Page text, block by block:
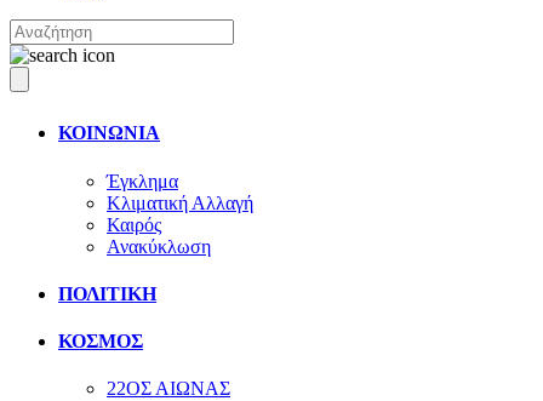
ΚΟΙΝΩΝΙΑ
Έγκλημα
Κλιματική Αλλαγή
Καιρός
Ανακύκλωση
ΠΟΛΙΤΙΚΗ
ΚΟΣΜΟΣ
22ΟΣ ΑΙΩΝΑΣ